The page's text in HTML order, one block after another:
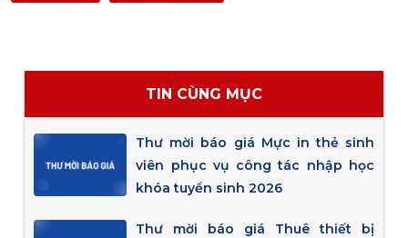
TIN CÙNG MỤC
Thư mời báo giá Mực in thẻ sinh
viên phục vụ công tác nhập học
khóa tuyển sinh 2026
Thư mời báo giá Thuê thiết bị